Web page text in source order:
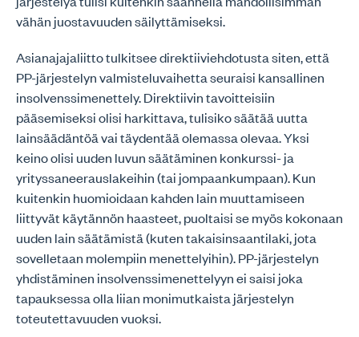
vähän juostavuuden säilyttämiseksi.
Asianajajaliitto tulkitsee direktiiviehdotusta siten, että
PP-järjestelyn valmisteluvaihetta seuraisi kansallinen
insolvenssimenettely. Direktiivin tavoitteisiin
pääsemiseksi olisi harkittava, tulisiko säätää uutta
lainsäädäntöä vai täydentää olemassa olevaa. Yksi
keino olisi uuden luvun säätäminen konkurssi- ja
yrityssaneerauslakeihin (tai jompaankumpaan). Kun
kuitenkin huomioidaan kahden lain muuttamiseen
liittyvät käytännön haasteet, puoltaisi se myös kokonaan
uuden lain säätämistä (kuten takaisinsaantilaki, jota
sovelletaan molempiin menettelyihin). PP-järjestelyn
yhdistäminen insolvenssimenettelyyn ei saisi joka
tapauksessa olla liian monimutkaista järjestelyn
toteutettavuuden vuoksi.